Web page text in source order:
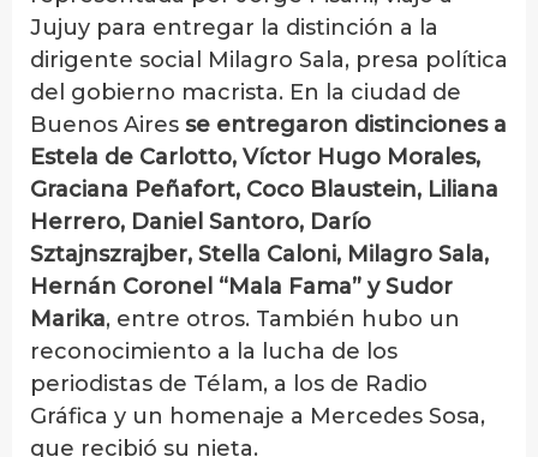
Jujuy para entregar la distinción a la
dirigente social Milagro Sala, presa política
del gobierno macrista. En la ciudad de
Buenos Aires se entregaron distinciones a
Estela de Carlotto, Víctor Hugo Morales,
Graciana Peñafort, Coco Blaustein, Liliana
Herrero, Daniel Santoro, Darío
Sztajnszrajber, Stella Caloni, Milagro Sala,
Hernán Coronel “Mala Fama” y Sudor
Marika, entre otros. También hubo un
reconocimiento a la lucha de los
periodistas de Télam, a los de Radio
Gráfica y un homenaje a Mercedes Sosa,
que recibió su nieta.